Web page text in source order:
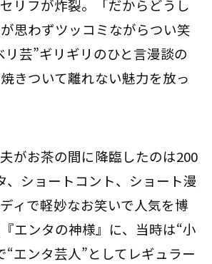
リフが炸裂。「だからどうし
思わずツッコミながらつい笑
リ芸”ギリギリのひと言漫談の
きついて離れない魅力を放っ
がお茶の間に降臨したのは200
、ショートコント、ショート漫
ィで軽妙なお笑いで人気を博
エンタの神様』に、当時は“小
“エンタ芸人”としてレギュラー